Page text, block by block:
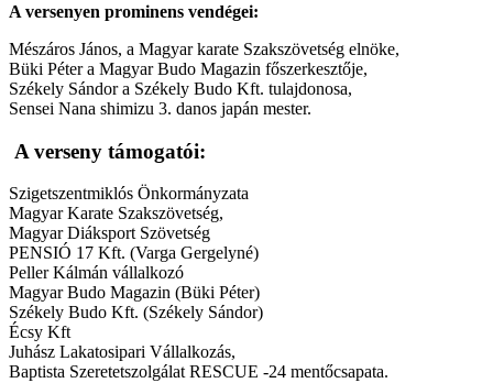
A versenyen prominens vendégei:
Mészáros János, a Magyar karate Szakszövetség elnöke,
Büki Péter a Magyar Budo Magazin főszerkesztője,
Székely Sándor a Székely Budo Kft. tulajdonosa,
Sensei Nana shimizu 3. danos japán mester.
A verseny támogatói:
Szigetszentmiklós Önkormányzata
Magyar Karate Szakszövetség,
Magyar Diáksport Szövetség
PENSIÓ 17 Kft. (Varga Gergelyné)
Peller Kálmán vállalkozó
Magyar Budo Magazin (Büki Péter)
Székely Budo Kft. (Székely Sándor)
Écsy Kft
Juhász Lakatosipari Vállalkozás,
Baptista Szeretetszolgálat RESCUE -24 mentőcsapata.